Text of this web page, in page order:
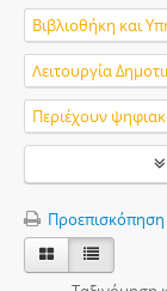
Περιέχουν